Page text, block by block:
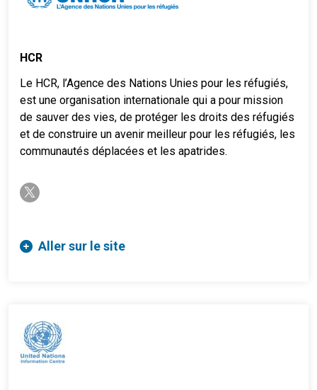
HCR
Le HCR, l’Agence des Nations Unies pour les réfugiés,
est une organisation internationale qui a pour mission
de sauver des vies, de protéger les droits des réfugiés
et de construire un avenir meilleur pour les réfugiés, les
communautés déplacées et les apatrides.
twitter-x
Aller sur le site